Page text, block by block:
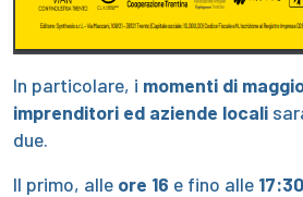
In particolare, i momenti di
imprenditori ed aziende locali
due.
Il primo, alle ore 16 e fino alle 17:30